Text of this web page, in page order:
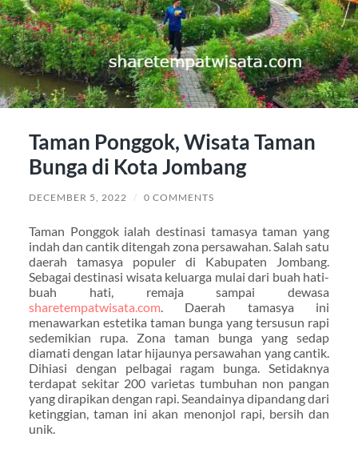
Taman Ponggok, Wisata Taman
Bunga di Kota Jombang
DECEMBER 5, 2022 / 0 COMMENTS
Taman Ponggok ialah destinasi tamasya taman yang
indah dan cantik ditengah zona persawahan. Salah satu
daerah tamasya populer di Kabupaten Jombang.
Sebagai destinasi wisata keluarga mulai dari buah hati-
buah hati, remaja sampai dewasa
sharetempatwisata.com . Daerah tamasya ini
menawarkan estetika taman bunga yang tersusun rapi
sedemikian rupa. Zona taman bunga yang sedap
diamati dengan latar hijaunya persawahan yang cantik.
Dihiasi dengan pelbagai ragam bunga. Setidaknya
terdapat sekitar 200 varietas tumbuhan non pangan
yang dirapikan dengan rapi. Seandainya dipandang dari
ketinggian, taman ini akan menonjol rapi, bersih dan
unik.